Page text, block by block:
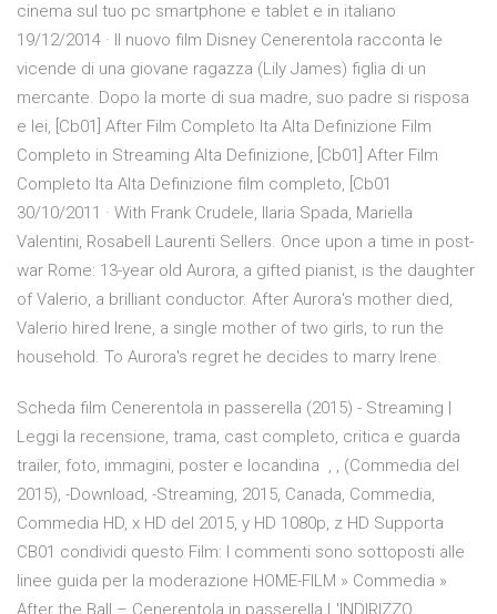
cinema sul tuo pc smartphone e tablet e in italiano
19/12/2014 · Il nuovo film Disney Cenerentola racconta le
vicende di una giovane ragazza (Lily James) figlia di un
mercante. Dopo la morte di sua madre, suo padre si risposa
e lei, [Cb01] After Film Completo Ita Alta Definizione Film
Completo in Streaming Alta Definizione, [Cb01] After Film
Completo Ita Alta Definizione film completo, [Cb01
30/10/2011 · With Frank Crudele, Ilaria Spada, Mariella
Valentini, Rosabell Laurenti Sellers. Once upon a time in post-
war Rome: 13-year old Aurora, a gifted pianist, is the daughter
of Valerio, a brilliant conductor. After Aurora's mother died,
Valerio hired Irene, a single mother of two girls, to run the
household. To Aurora's regret he decides to marry Irene.
Scheda film Cenerentola in passerella (2015) - Streaming |
Leggi la recensione, trama, cast completo, critica e guarda
trailer, foto, immagini, poster e locandina , , (Commedia del
2015), -Download, -Streaming, 2015, Canada, Commedia,
Commedia HD, x HD del 2015, y HD 1080p, z HD Supporta
CB01 condividi questo Film: I commenti sono sottoposti alle
linee guida per la moderazione HOME-FILM » Commedia »